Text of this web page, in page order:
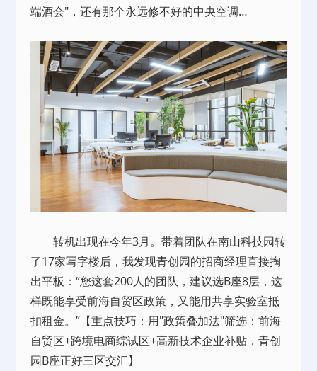
端酒会"，还有那个永远修不好的中央空调…
转机出现在今年3月。带着团队在南山科技园转
了17家写字楼后，我发现青创园的招商经理直接掏
出平板：“您这套200人的团队，建议选B座8层，这
样既能享受前海自贸区政策，又能用共享实验室抵
扣租金。”【重点技巧：用"政策叠加法"筛选：前海
自贸区+跨境电商综试区+高新技术企业补贴，青创
园B座正好三区交汇】